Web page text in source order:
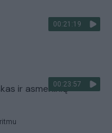
00:21:19
00:23:57
ir asmeninių